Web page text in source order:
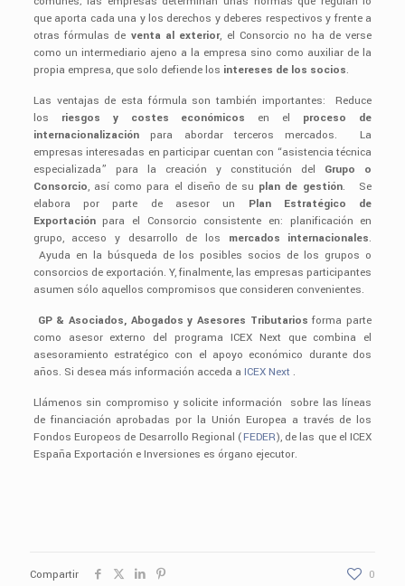
que aporta cada una y los derechos y deberes respectivos y frente a
otras fórmulas de venta al exterior, el Consorcio no ha de verse
como un intermediario ajeno a la empresa sino como auxiliar de la
propia empresa, que solo defiende los intereses de los socios.
Las ventajas de esta fórmula son también importantes: Reduce
los riesgos y costes económicos en el proceso de
internacionalizaciónpara abordar terceros mercados. La
empresas interesadas en participar cuentan con “asistencia técnica
especializada” para la creación y constitución del Grupo o
Consorcio, así como para el diseño de su plan de gestión. Se
elabora por parte de asesor un Plan Estratégico de
Exportaciónpara el Consorcio consistente en: planificación en
grupo, acceso y desarrollo de los mercados internacionales.
Ayuda en la búsqueda de los posibles socios de los grupos o
consorcios de exportación. Y, finalmente, las empresas participantes
asumen sólo aquellos compromisos que consideren convenientes.
GP & Asociados, Abogados y Asesores Tributarios forma parte
como asesor externo del programa ICEX Next que combina el
asesoramiento estratégico con el apoyo económico durante dos
años. Si desea más información acceda a ICEX Next .
Llámenos sin compromiso y solicite información sobre las líneas
de financiación aprobadas por la Unión Europea a través de los
Fondos Europeos de Desarrollo Regional (FEDER), de las que el ICEX
España Exportación e Inversiones es órgano ejecutor.
Compartir 0